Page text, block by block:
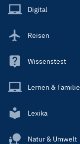
Main
Digital
Reisen
Wissenstest
Lernen & Familie
Lexika
Natur & Umwelt